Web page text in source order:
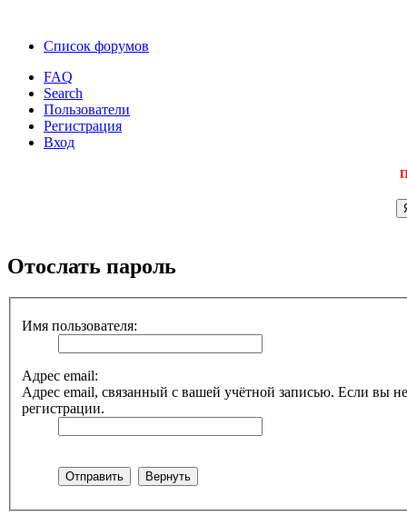
Список форумов
FAQ
Search
Пользователи
Регистрация
Вход
Отослать пароль
Имя пользователя:
Адрес email:
Адрес email, связанный с вашей учётной записью. Если вы
регистрации.